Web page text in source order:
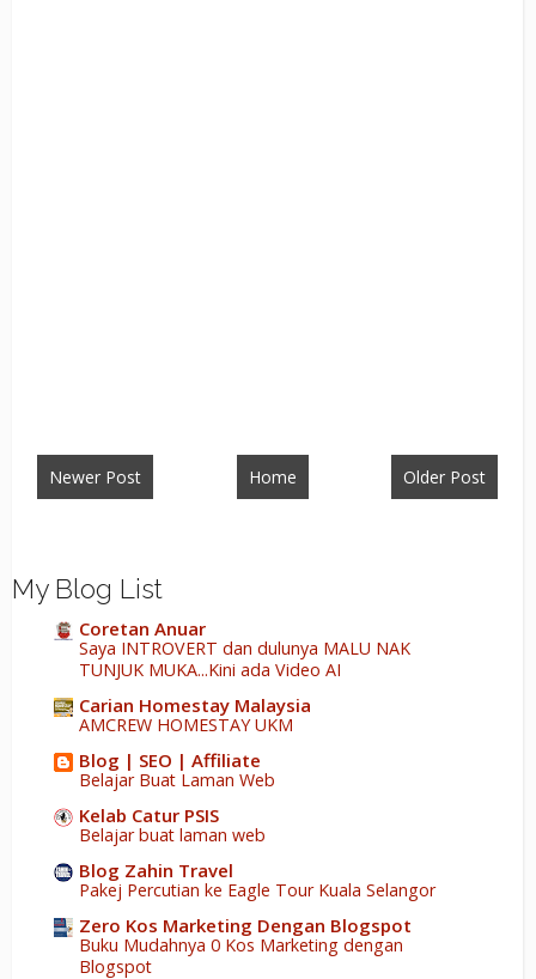
Newer Post Older Post
Home
My Blog List
Coretan Anuar
Saya INTROVERT dan dulunya MALU NAK
TUNJUK MUKA...Kini ada Video AI
Carian Homestay Malaysia
AMCREW HOMESTAY UKM
Blog | SEO | Affiliate
Belajar Buat Laman Web
Kelab Catur PSIS
Belajar buat laman web
Blog Zahin Travel
Pakej Percutian ke Eagle Tour Kuala Selangor
Zero Kos Marketing Dengan Blogspot
Buku Mudahnya 0 Kos Marketing dengan
Blogspot